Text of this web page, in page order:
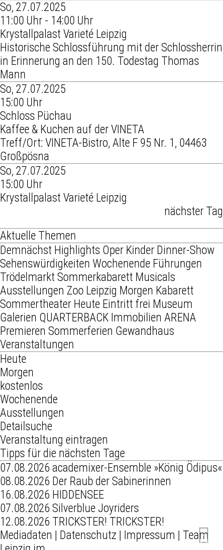
So, 27.07.2025
11:00 Uhr - 14:00 Uhr
Krystallpalast Varieté Leipzig
Historische Schlossführung mit der Schlossherrin
in Erinnerung an den 150. Todestag Thomas
Mann
So, 27.07.2025
15:00 Uhr
Schloss Püchau
Kaffee & Kuchen auf der VINETA
Treff/Ort: VINETA-Bistro, Alte F 95 Nr. 1, 04463
Großpösna
So, 27.07.2025
15:00 Uhr
Krystallpalast Varieté Leipzig
nächster Tag
Aktuelle Themen
Demnächst Highlights Oper Kinder Dinner-Show
Sehenswürdigkeiten Wochenende Führungen
Trödelmarkt Sommerkabarett Musicals
Ausstellungen Zoo Leipzig Morgen Kabarett
Sommertheater Heute Eintritt frei Museum
Galerien QUARTERBACK Immobilien ARENA
Premieren Sommerferien Gewandhaus
Veranstaltungen
Heute
Morgen
kostenlos
Wochenende
Ausstellungen
Detailsuche
Veranstaltung eintragen
Tipps für die nächsten Tage
07.08.2026 academixer-Ensemble »König Ödipus«
08.08.2026 Der Raub der Sabinerinnen
16.08.2026 HIDDENSEE
07.08.2026 Silverblue Joyriders
12.08.2026 TRICKSTER! TRICKSTER!
Mediadaten
Datenschutz Impressum
Team